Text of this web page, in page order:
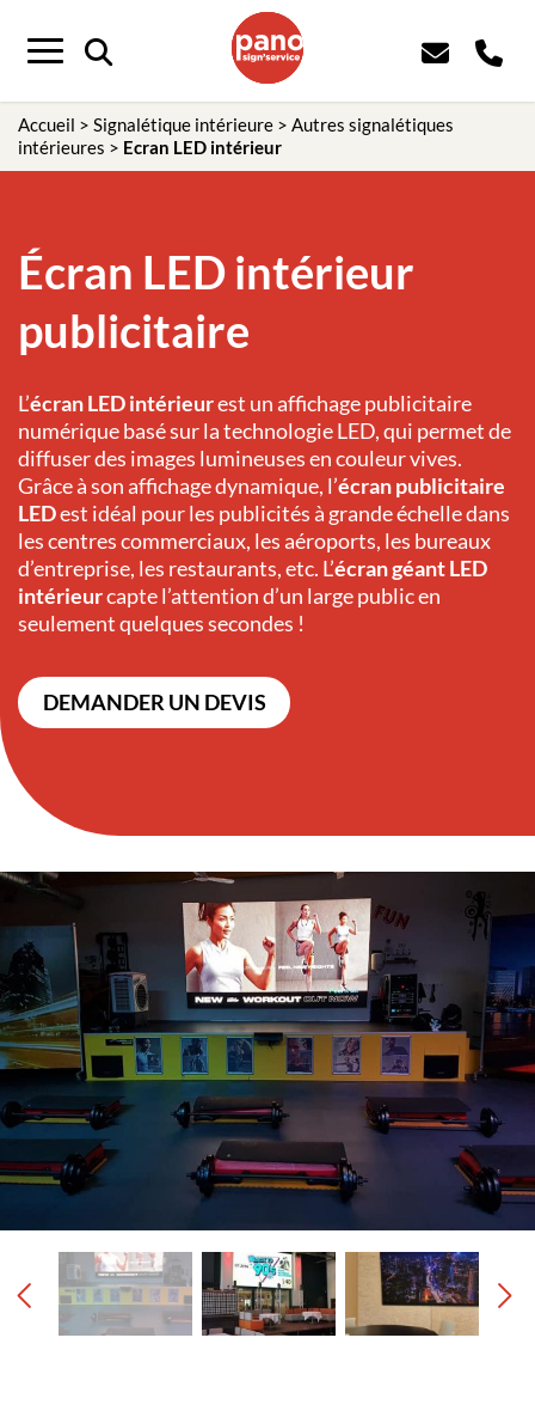
Menu
Accueil > Signalétique intérieure > Autres signalétiques
intérieures > Ecran LED intérieur
Écran LED intérieur
publicitaire
L’écran LED intérieurest un affichage publicitaire
numérique basé sur la technologie LED, qui permet de
diffuser des images lumineuses en couleur vives.
Grâce à son affichage dynamique, l’écran publicitaire
LEDest idéal pour les publicités à grande échelle dans
les centres commerciaux, les aéroports, les bureaux
d’entreprise, les restaurants, etc. L’écran géant LED
intérieurcapte l’attention d’un large public en
seulement quelques secondes !
DEMANDER UN DEVIS
Panneau de gestion des cookies